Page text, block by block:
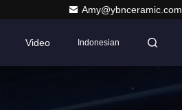
Amy@ybnceramic.com
Video Indonesian